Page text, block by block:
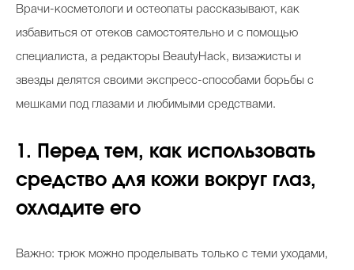
Папа может
Худеем правильно
Бьютихакер / Мама-хакер
Выбор визажистов
Выбор косметолога
Врачи-косметологи и остеопаты рассказывают, как
избавиться от отеков самостоятельно и с помощью
специалиста, а редакторы BeautyHack, визажисты и
звезды делятся своими экспресс-способами борьбы с
мешками под глазами и любимыми средствами.
1. Перед тем, как использовать
средство для кожи вокруг глаз,
охладите его
Важно: трюк можно проделывать только с теми уходами,